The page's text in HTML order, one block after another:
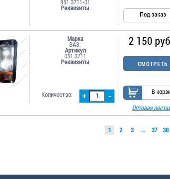
951.3711-01
Реквизиты
Под заказ
Марка
ВАЗ;
Артикул
051.3711
Реквизиты
+ -
Количество:
2 150
СМОТРЕТЬ
В
Оптовая
1 2 3 ... 37 38